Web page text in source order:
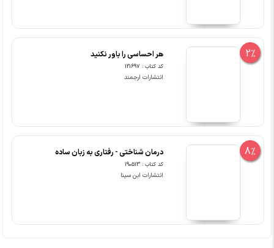
2% هر احساسی را باور نکنید
کد کتاب : 121697
انتشارات ارجمند
8% درمان شناختی - رفتاری به زبان ساده
کد کتاب : 190513
انتشارات ابن سینا